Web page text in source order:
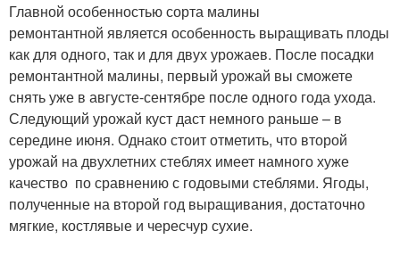
Главной особенностью сорта малины
ремонтантной является особенность выращивать плоды
как для одного, так и для двух урожаев. После посадки
ремонтантной малины, первый урожай вы сможете
снять уже в августе-сентябре после одного года ухода.
Следующий урожай куст даст немного раньше – в
середине июня. Однако стоит отметить, что второй
урожай на двухлетних стеблях имеет намного хуже
качество по сравнению с годовыми стеблями. Ягоды,
полученные на второй год выращивания, достаточно
мягкие, костлявые и чересчур сухие.